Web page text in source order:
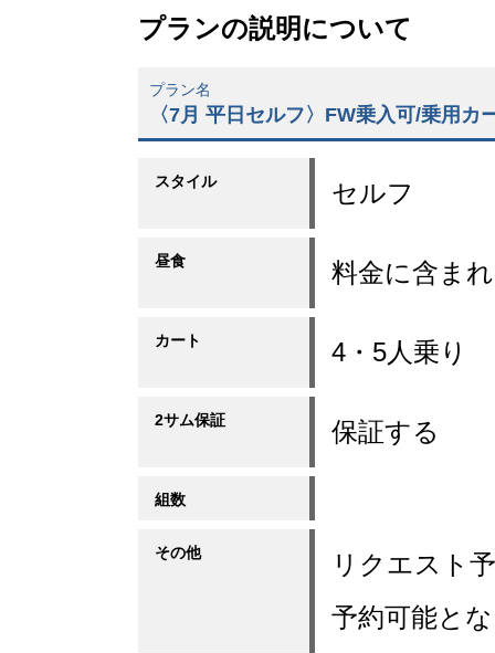
プランの説明について
プラン名
〈7月 平日セルフ〉FW乗入可/乗用
スタイル セルフ
昼食 料金に含ま
カート 4・5人乗り
2サム保証 保証する
組数
その他
リクエスト
予約可能と